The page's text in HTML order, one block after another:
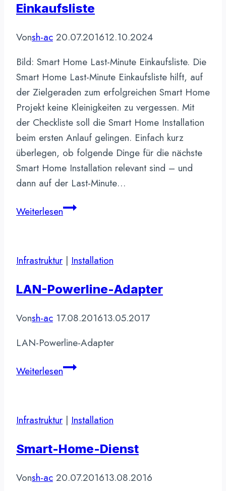
Einkaufsliste
Vonsh-ac 20.07.201612.10.2024
Bild: Smart Home Last-Minute Einkaufsliste. Die
Smart Home Last-Minute Einkaufsliste hilft, auf
der Zielgeraden zum erfolgreichen Smart Home
Projekt keine Kleinigkeiten zu vergessen. Mit
der Checkliste soll die Smart Home Installation
beim ersten Anlauf gelingen. Einfach kurz
überlegen, ob folgende Dinge für die nächste
Smart Home Installation relevant sind – und
dann auf der Last-Minute…
WeiterlesenSmart
Minute
Einkaufsliste
Infrastruktur | Installation
LAN-Powerline-Adapter
Vonsh-ac 17.08.201613.05.2017
LAN-Powerline-Adapter
WeiterlesenLAN-
Infrastruktur | Installation
Smart-Home-Dienst
Vonsh-ac 20.07.201613.08.2016